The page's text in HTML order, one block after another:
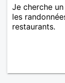
Je cherche
les
restaurants.